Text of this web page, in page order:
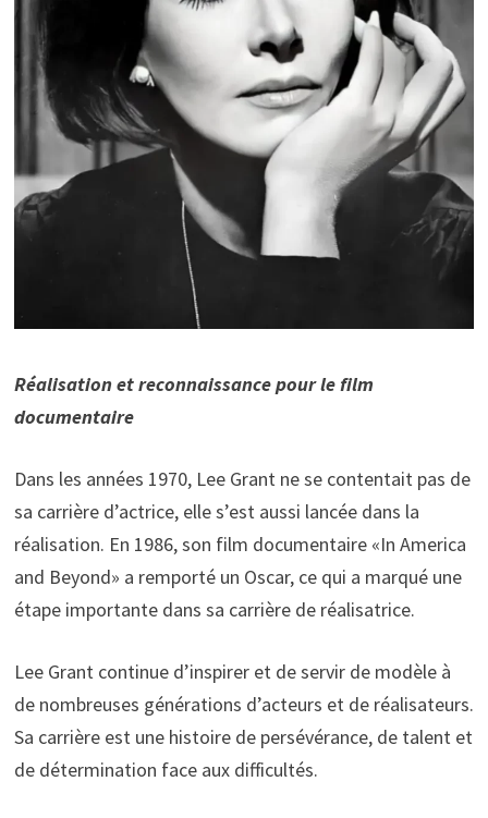
Réalisation et reconnaissance pour le film
documentaire
Dans les années 1970, Lee Grant ne se contentait pas de
sa carrière d’actrice, elle s’est aussi lancée dans la
réalisation. En 1986, son film documentaire «In America
and Beyond» a remporté un Oscar, ce qui a marqué une
étape importante dans sa carrière de réalisatrice.
Lee Grant continue d’inspirer et de servir de modèle à
de nombreuses générations d’acteurs et de réalisateurs.
Sa carrière est une histoire de persévérance, de talent et
de détermination face aux difficultés.